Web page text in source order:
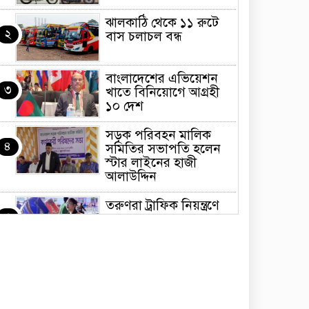
২
ঝালকাঠি থেকে ১১ রুটে
বাস চলাচল বন্ধ
৩
বাংলাদেশের এভিয়েশন
খাতে বিনিয়োগে আগ্রহী
১০ দেশ
৪
সড়ক পরিবহন মালিক
সমিতির সভাপতি হলেন
স্টার লাইনের হাজী
আলাউদ্দিন
৫
তরুণরা ট্রাফিক নিয়ন্ত্রণে
নামুক আবার